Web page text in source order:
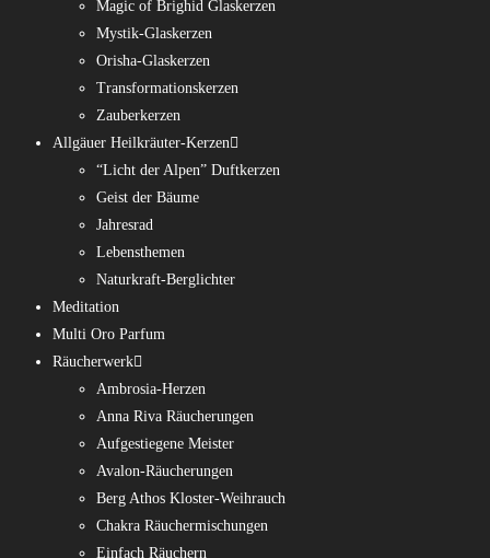
Magic of Brighid Glaskerzen
Mystik-Glaskerzen
Orisha-Glaskerzen
Transformationskerzen
Zauberkerzen
Allgäuer Heilkräuter-Kerzen
“Licht der Alpen” Duftkerzen
Geist der Bäume
Jahresrad
Lebensthemen
Naturkraft-Berglichter
Meditation
Multi Oro Parfum
Räucherwerk
Ambrosia-Herzen
Anna Riva Räucherungen
Aufgestiegene Meister
Avalon-Räucherungen
Berg Athos Kloster-Weihrauch
Chakra Räuchermischungen
Einfach Räuchern